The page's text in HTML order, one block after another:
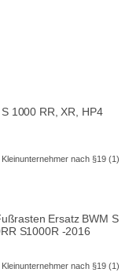
1000 RR, XR, HP4
nach §19 (1)
Ersatz BWM S
S1000R -2016
nach §19 (1)